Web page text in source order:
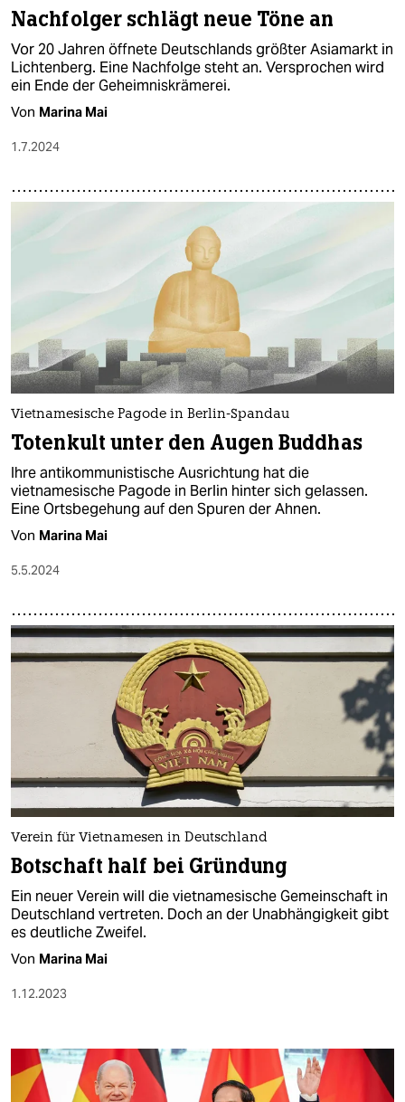
Nachfolger schlägt neue Töne an
Vor 20 Jahren öffnete Deutschlands größter Asiamarkt in
Lichtenberg. Eine Nachfolge steht an. Versprochen wird
ein Ende der Geheimniskrämerei.
Von Marina Mai
1.7.2024
Vietnamesische Pagode in Berlin-Spandau
Totenkult unter den Augen Buddhas
Ihre antikommunistische Ausrichtung hat die
vietnamesische Pagode in Berlin hinter sich gelassen.
Eine Ortsbegehung auf den Spuren der Ahnen.
Von Marina Mai
5.5.2024
Verein für Vietnamesen in Deutschland
Botschaft half bei Gründung
Ein neuer Verein will die vietnamesische Gemeinschaft in
Deutschland vertreten. Doch an der Unabhängigkeit gibt
es deutliche Zweifel.
Von Marina Mai
1.12.2023